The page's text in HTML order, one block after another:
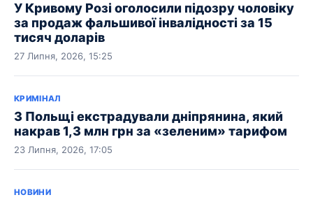
У Кривому Розі оголосили підозру чоловіку
за продаж фальшивої інвалідності за 15
тисяч доларів
27 Липня, 2026, 15:25
КРИМІНАЛ
З Польщі екстрадували дніпрянина, який
накрав 1,3 млн грн за «зеленим» тарифом
23 Липня, 2026, 17:05
НОВИНИ